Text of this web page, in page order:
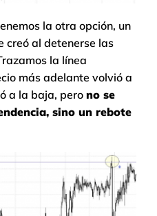
la otra opción, un
creó al detenerse las
la línea
más adelante volvió a
a la baja, pero no se
sino un rebote